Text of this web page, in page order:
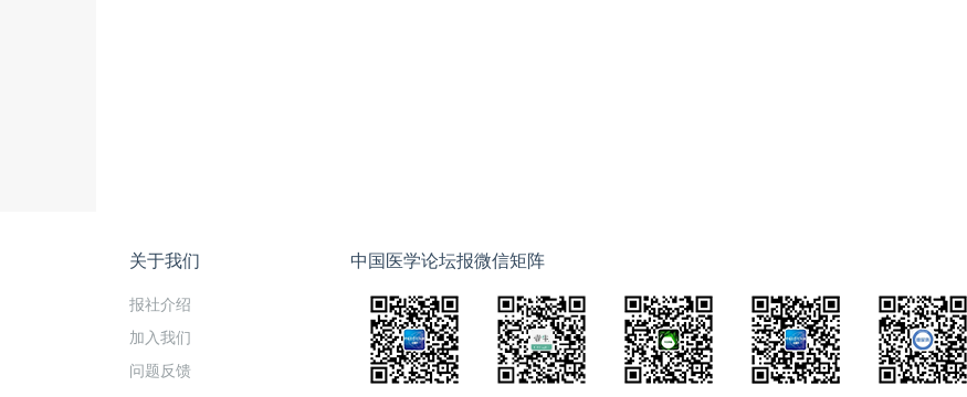
关于我们
报社介绍
加入我们
问题反馈
中国医学论坛报微信矩阵